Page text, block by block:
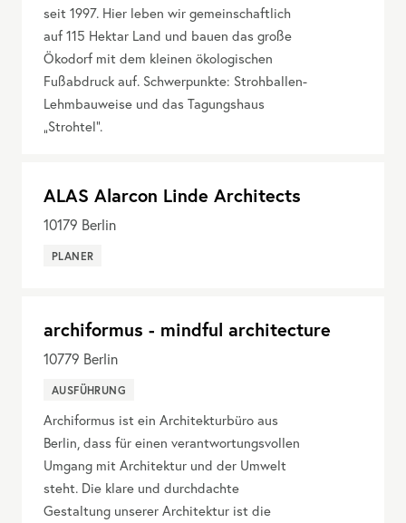
seit 1997. Hier leben wir gemeinschaftlich
auf 115 Hektar Land und bauen das große
Ökodorf mit dem kleinen ökologischen
Fußabdruck auf. Schwerpunkte: Strohballen-
Lehmbauweise und das Tagungshaus
„Strohtel“.
ALAS Alarcon Linde Architects
10179 Berlin
PLANER
archiformus - mindful architecture
10779 Berlin
AUSFÜHRUNG
Archiformus ist ein Architekturbüro aus
Berlin, dass für einen verantwortungsvollen
Umgang mit Architektur und der Umwelt
steht. Die klare und durchdachte
Gestaltung unserer Architektur ist die